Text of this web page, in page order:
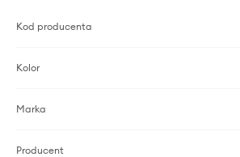
Kod producenta
Kolor
Marka
Producent